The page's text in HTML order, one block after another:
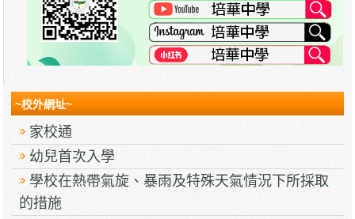
~校外網址~
家校通
幼兒首次入學
學校在熱帶氣旋、暴雨及特殊天氣情況下所採取
的措施